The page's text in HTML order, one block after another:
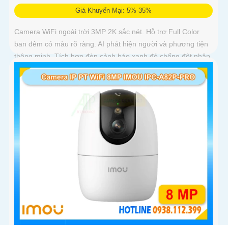
Giá Khuyến Mại: 5%-35%
Camera WiFi ngoài trời 3MP 2K sắc nét. Hỗ trợ Full Color
ban đêm có màu rõ ràng. AI phát hiện người và phương tiện
thông minh. Tích hợp đèn cảnh báo xanh đỏ chống đột nhập